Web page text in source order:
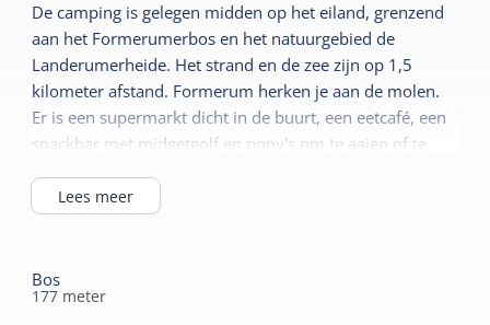
De camping is gelegen midden op het eiland, grenzend
aan het Formerumerbos en het natuurgebied de
Landerumerheide. Het strand en de zee zijn op 1,5
kilometer afstand. Formerum herken je aan de molen.
Er is een supermarkt dicht in de buurt, een eetcafé, een
snackbar met midgetgolf en pony's om te aaien of te
Lees meer
Bos
177 meter